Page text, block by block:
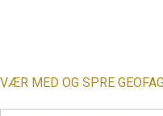
VÆR MED OG SPRE